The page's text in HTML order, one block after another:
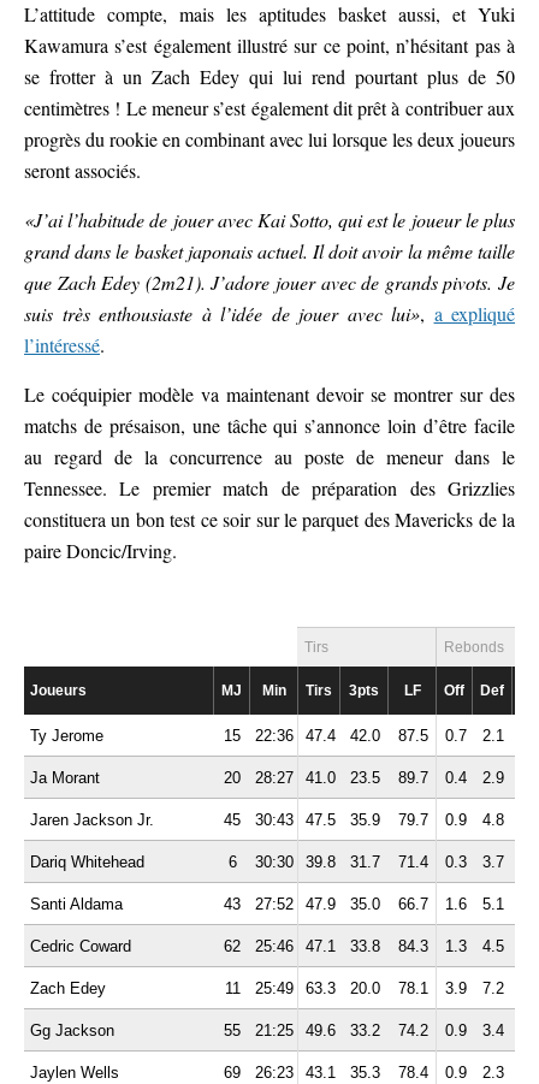
L’attitude compte, mais les aptitudes basket aussi, et Yuki
Kawamura s’est également illustré sur ce point, n’hésitant pas à
se frotter à un Zach Edey qui lui rend pourtant plus de 50
centimètres ! Le meneur s’est également dit prêt à contribuer aux
progrès du rookie en combinant avec lui lorsque les deux joueurs
seront associés.
«J’ai l’habitude de jouer avec Kai Sotto, qui est le joueur le plus
grand dans le basket japonais actuel. Il doit avoir la même taille
que Zach Edey (2m21). J’adore jouer avec de grands pivots. Je
suis très enthousiaste à l’idée de jouer avec lui», a expliqué
l’intéressé.
Le coéquipier modèle va maintenant devoir se montrer sur des
matchs de présaison, une tâche qui s’annonce loin d’être facile
au regard de la concurrence au poste de meneur dans le
Tennessee. Le premier match de préparation des Grizzlies
constituera un bon test ce soir sur le parquet des Mavericks de la
paire Doncic/Irving.
Tirs Rebonds
Joueurs MJ Min Tirs 3pts LF Off Def
Ty Jerome 15 22:36 47.4 42.0 87.5 0.7 2.1
Ja Morant 20 28:27 41.0 23.5 89.7 0.4 2.9
Jaren Jackson Jr. 45 30:43 47.5 35.9 79.7 0.9 4.8
Dariq Whitehead 6 30:30 39.8 31.7 71.4 0.3 3.7
Santi Aldama 43 27:52 47.9 35.0 66.7 1.6 5.1
Cedric Coward 62 25:46 47.1 33.8 84.3 1.3 4.5
Zach Edey 11 25:49 63.3 20.0 78.1 3.9 7.2
Gg Jackson 55 21:25 49.6 33.2 74.2 0.9 3.4
Jaylen Wells 69 26:23 43.1 35.3 78.4 0.9 2.3